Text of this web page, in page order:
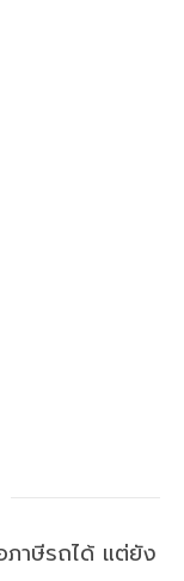
ภาษีรถได้ แต่ยัง